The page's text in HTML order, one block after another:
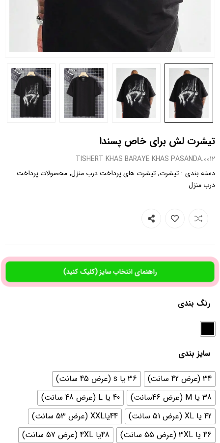
تیشرت لش برای خاص پسندا
0012.TISHERT KHAS BARAYE KHAS PASANDA
دسته بندی : تیشرت, تیشرت های پرداخت درب منزل, محصولات پرداخت
درب منزل
راهنمای انتخاب سایز (کلیک کنید)
رنگ بندی
سایز بندی
34 (عرض 42 سانت)
36 یا s (عرض 45 سانت)
38 یا M (عرض 46سانت)
40 یا L (عرض 48 سانت)
42 یا XL (عرض 51 سانت)
44یاXXL (عرض 53 سانت)
46 یا 3XL (عرض 55 سانت)
48یا 4XL (عرض 57 سانت)